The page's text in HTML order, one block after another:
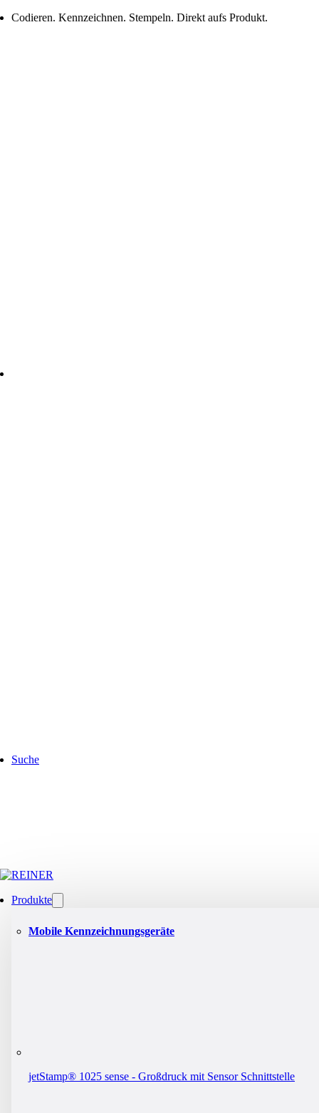
Codieren. Kennzeichnen. Stempeln. Direkt aufs Produkt.
Suche
Produkte
Mobile Kennzeichnungsgeräte
jetStamp® 1025 sense - Großdruck mit Sensor Schnittstelle